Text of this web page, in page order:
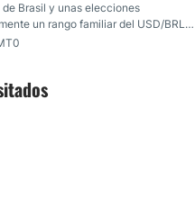
Brasil y unas elecciones
un rango familiar del USD/BRL.
central de Brasil y unas elecciones
un rango familiar del USD/BRL.
a continuación.